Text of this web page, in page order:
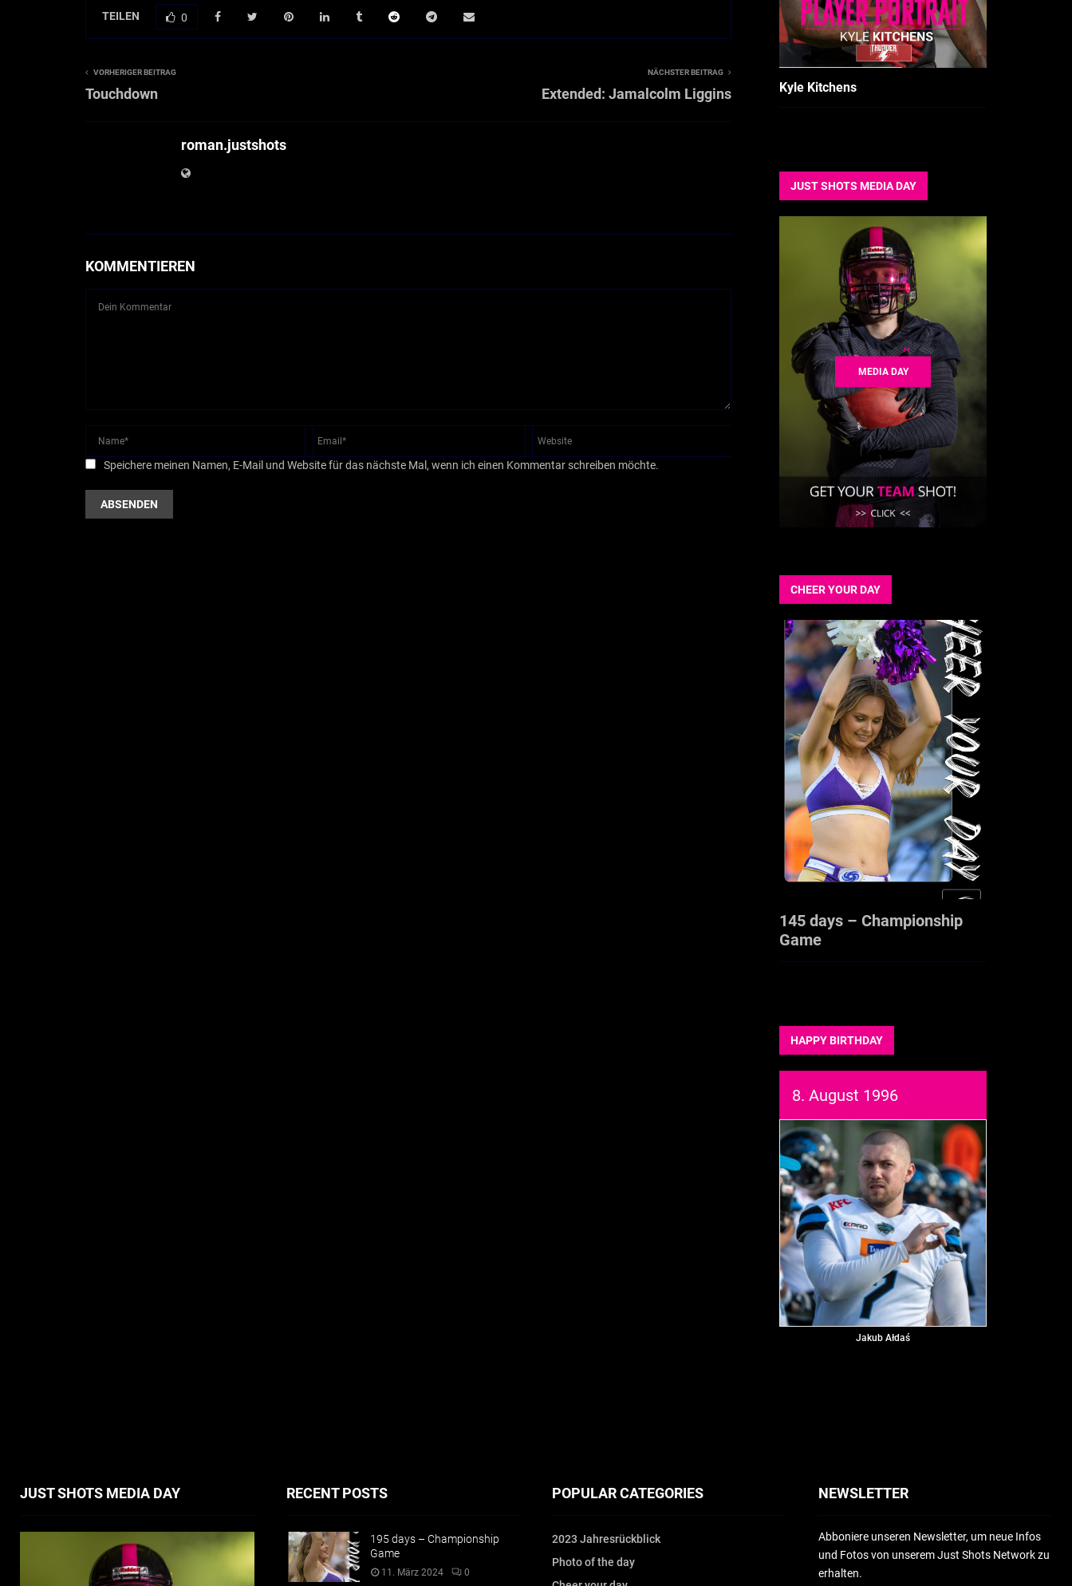
TEILEN 0
VORHERIGER BEITRAG
Touchdown
NÄCHSTER BEITRAG
Extended: Jamalcolm Liggins
roman.justshots
KOMMENTIEREN
Speichere meinen Namen, E-Mail und Website für das nächste Mal, wenn ich einen Kommentar schreiben möchte.
Kyle Kitchens
JUST SHOTS MEDIA DAY
MEDIA DAY
CHEER YOUR DAY
145 days – Championship
Game
HAPPY BIRTHDAY
8. August 1996
Jakub Ałdaś
JUST SHOTS MEDIA DAY RECENT POSTS
195 days – Championship
Game
11. März 2024 0
POPULAR CATEGORIES
2023 Jahresrückblick
Photo of the day
NEWSLETTER
Abboniere unseren Newsletter, um neue Infos
und Fotos von unserem Just Shots Network zu
erhalten.